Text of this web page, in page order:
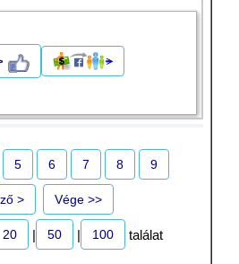
5 6 7 8 9
> Vége >>
20 50 100 találat